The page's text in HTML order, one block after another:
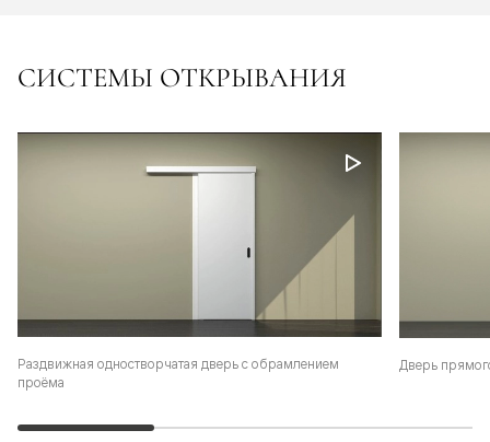
СИСТЕМЫ ОТКРЫВАНИЯ
Раздвижная одностворчатая дверь с обрамлением
проёма
Дверь